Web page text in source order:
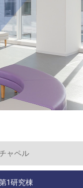
ャペル
1研究棟